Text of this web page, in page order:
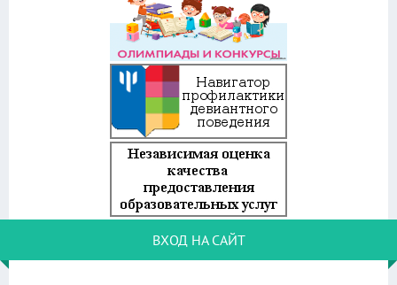
ВХОД НА САЙТ